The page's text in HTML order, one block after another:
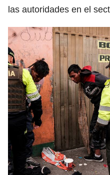
las autoridades en el